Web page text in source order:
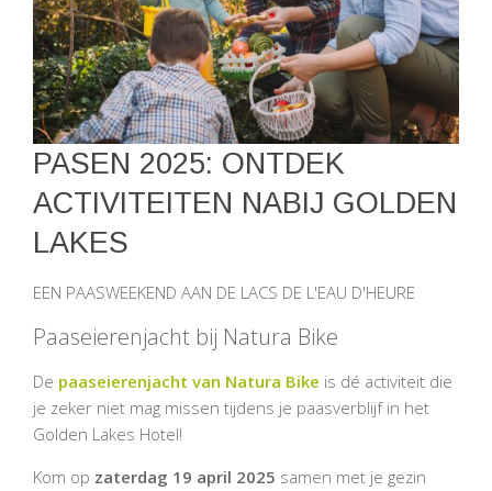
PASEN 2025: ONTDEK
ACTIVITEITEN NABIJ GOLDEN
LAKES
EEN PAASWEEKEND AAN DE LACS DE L'EAU D'HEURE
Paaseierenjacht bij Natura Bike
De paaseierenjacht van Natura Bike is dé activiteit die
je zeker niet mag missen tijdens je paasverblijf in het
Golden Lakes Hotel!
Kom op zaterdag 19 april 2025 samen met je gezin